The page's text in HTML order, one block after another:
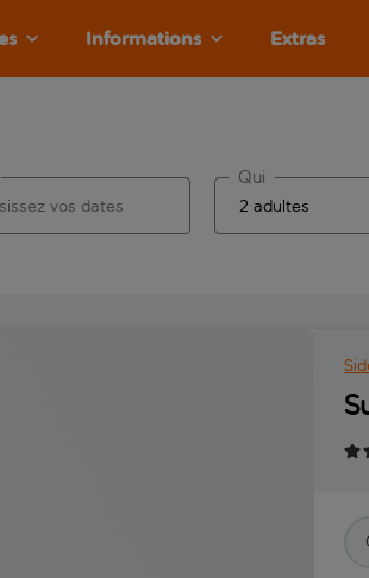
Informations Extras
vos dates
Qui